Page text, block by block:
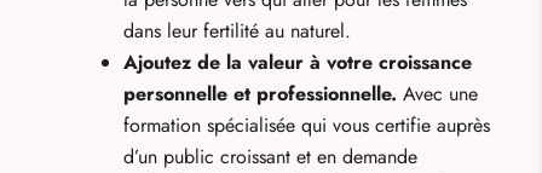
dans leur fertilité au naturel.
Ajoutez de la valeur à votre croissance
personnelle et professionnelle. Avec une
formation spécialisée qui vous certifie auprès
d’un public croissant et en demande